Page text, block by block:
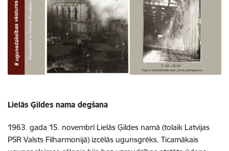
Lielās Ģildes nama degšana
1963. gada 15. novembrī Lielās Ģildes namā (tolaik Latvijas
PSR Valsts Filharmonijā) izcēlās ugunsgrēks. Ticamākais